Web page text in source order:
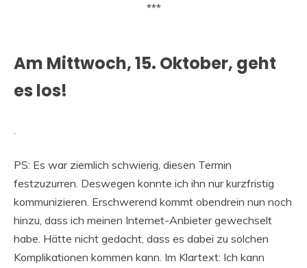
***
Am Mittwoch, 15. Oktober, geht
es los!
.
PS: Es war ziemlich schwierig, diesen Termin
festzuzurren. Deswegen konnte ich ihn nur kurzfristig
kommunizieren. Erschwerend kommt obendrein nun noch
hinzu, dass ich meinen Internet-Anbieter gewechselt
habe. Hätte nicht gedacht, dass es dabei zu solchen
Komplikationen kommen kann. Im Klartext: Ich kann